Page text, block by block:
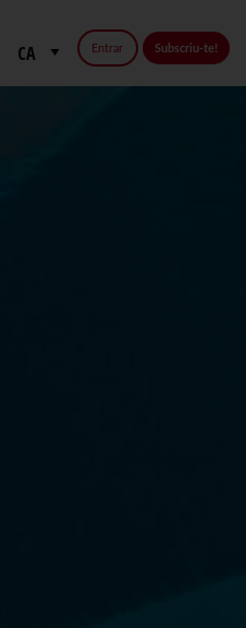
Entrar Subscriu-te!